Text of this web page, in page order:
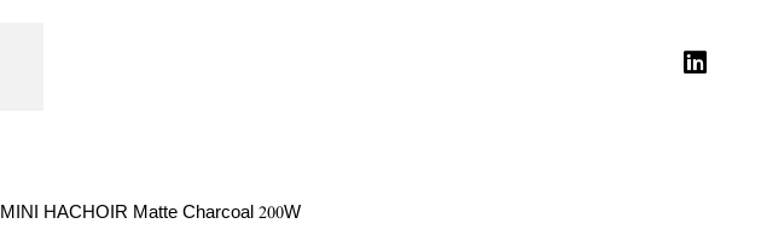
MINI HACHOIR Matte Charcoal 200W